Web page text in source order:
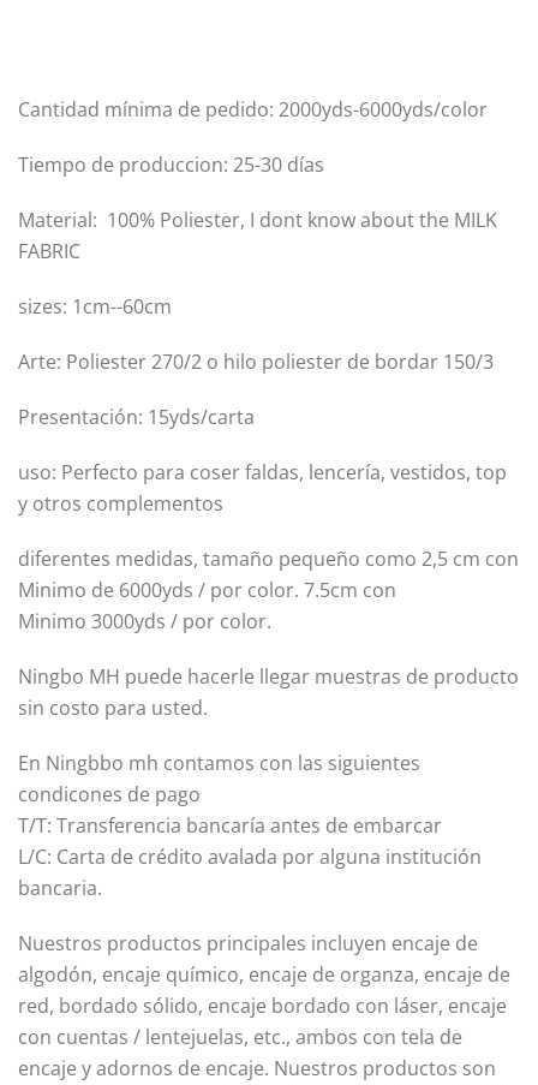
Cantidad mínima de pedido: 2000yds-6000yds/color
Tiempo de produccion: 25-30 días
Material: 100% Poliester, I dont know about the MILK
FABRIC
sizes: 1cm--60cm
Arte: Poliester 270/2 o hilo poliester de bordar 150/3
Presentación: 15yds/carta
uso: Perfecto para coser faldas, lencería, vestidos, top
y otros complementos
diferentes medidas, tamaño pequeño como 2,5 cm con
Minimo de 6000yds / por color. 7.5cm con
Minimo 3000yds / por color.
Ningbo MH puede hacerle llegar muestras de producto
sin costo para usted.
En Ningbbo mh contamos con las siguientes
condicones de pago
T/T: Transferencia bancaría antes de embarcar
L/C: Carta de crédito avalada por alguna institución
bancaria.
Nuestros productos principales incluyen encaje de
algodón, encaje químico, encaje de organza, encaje de
red, bordado sólido, encaje bordado con láser, encaje
con cuentas / lentejuelas, etc., ambos con tela de
encaje y adornos de encaje. Nuestros productos son